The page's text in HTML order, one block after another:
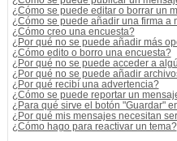
¿Cómo se puede editar o borrar un
¿Cómo se puede añadir una firma a
¿Cómo creo una encuesta?
¿Por qué no se puede añadir más
¿Cómo edito o borro una encuesta?
¿Por qué no se puede acceder a
¿Por qué no se puede añadir
¿Por qué recibí una advertencia?
¿Cómo se puede reportar un
¿Para qué sirve el botón "Guardar"
¿Por qué mis mensajes necesitan
¿Cómo hago para reactivar un tema?